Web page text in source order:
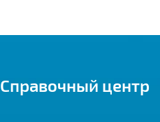
Справочный центр